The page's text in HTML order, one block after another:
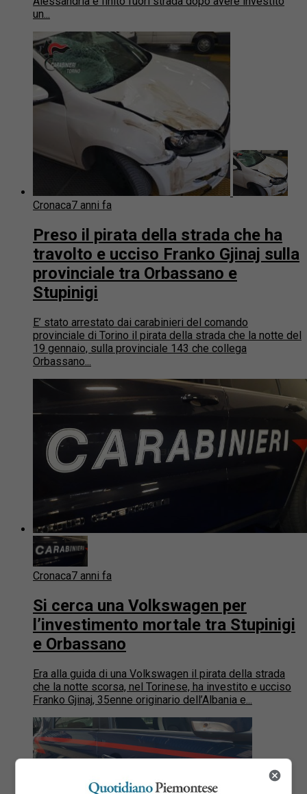
un...
Cronaca7 anni fa
Preso il pirata della strada che ha
travolto e ucciso Franko Gjinaj sulla
provinciale tra Orbassano e
Stupinigi
E’ stato arrestato dai carabinieri del comando
provinciale di Torino il pirata della strada che la notte del
19 gennaio, sulla provinciale 143 che collega
Orbassano...
Cronaca7 anni fa
Si cerca una Volkswagen per
l’investimento mortale tra Stupinigi
e Orbassano
Era alla guida di una Volkswagen il pirata della strada
che la notte scorsa, nel Torinese, ha investito e ucciso
Franko Gjinaj, 35enne originario dell’Albania e...